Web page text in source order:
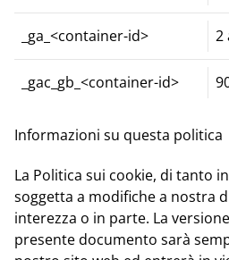
_ga_<container-id> 2
_gac_gb_<container-id>
Informazioni su questa politica
La Politica sui cookie, di tanto
soggetta a modifiche a nostra
interezza o in parte. La
presente documento sarà